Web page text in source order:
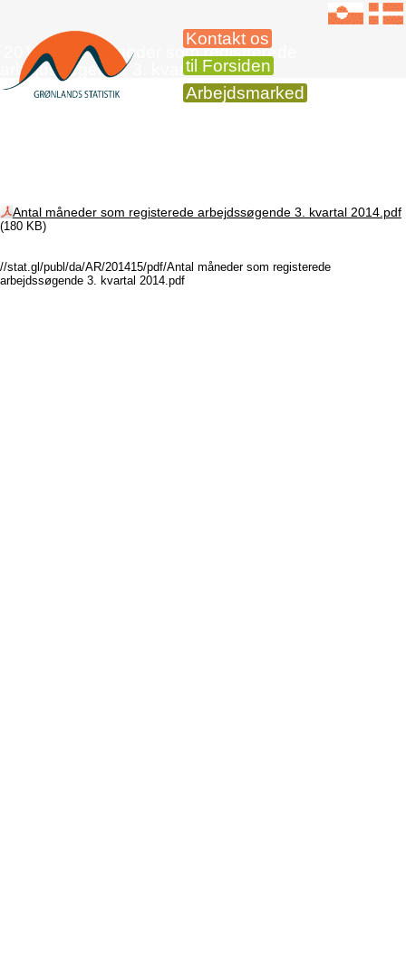
Kontakt os
til Forsiden
Arbejdsmarked
2014 Antal måneder som registrerede
arbejdssøgende 3. kvartal
Antal måneder som registerede arbejdssøgende 3. kvartal 2014.pdf
(180 KB)
//stat.gl/publ/da/AR/201415/pdf/Antal måneder som registerede
arbejdssøgende 3. kvartal 2014.pdf